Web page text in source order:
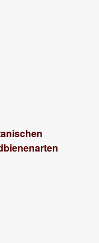
g
e